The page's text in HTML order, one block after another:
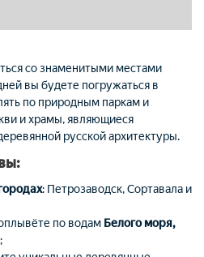
со знаменитыми местами
вы будете погружаться в
по природным паркам и
и храмы, являющиеся
русской архитектуры.
: Петрозаводск, Сортавала и
по водам Белого моря,
;